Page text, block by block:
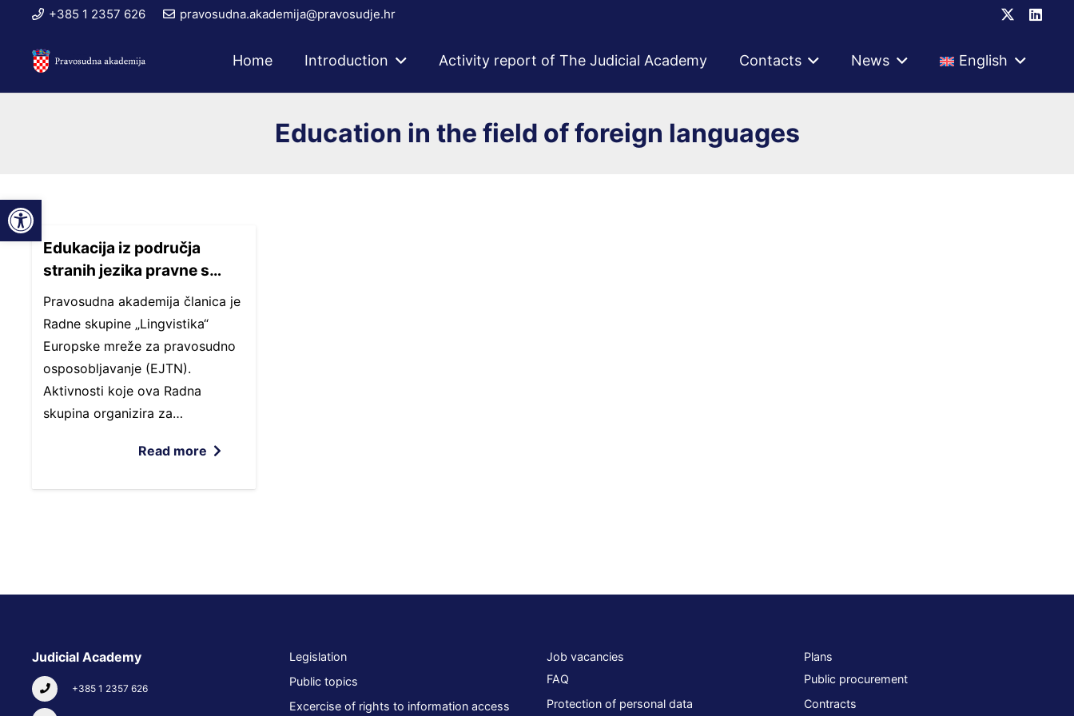
Open toolbar
+385 1 2357 626 pravosudna.akademija@pravosudje.hr
Home Introduction Activity report of The Judicial Academy Contacts News English
Education in the field of foreign languages
Edukacija iz područja
stranih jezika pravne s…
Pravosudna akademija članica je
Radne skupine „Lingvistika“
Europske mreže za pravosudno
osposobljavanje (EJTN).
Aktivnosti koje ova Radna
skupina organizira za…
Read more
Judicial Academy
+385 1 2357 626
Legislation
Public topics
Excercise of rights to information access
Job vacancies
FAQ
Protection of personal data
Plans
Public procurement
Contracts